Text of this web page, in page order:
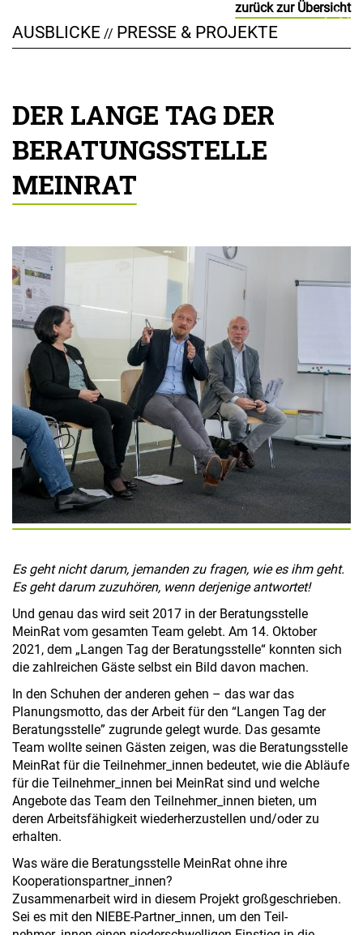
zurück zur Übersicht
AUSBLICKE // PRESSE & PROJEKTE
DER LANGE TAG DER
BERATUNGSSTELLE
MEINRAT
Es geht nicht darum, jemanden zu fragen, wie es ihm geht.
Es geht darum zuzuhören, wenn derjenige antwortet!
Und genau das wird seit 2017 in der Beratungsstelle
MeinRat vom gesamten Team gelebt. Am 14. Oktober
2021, dem „Langen Tag der Beratungsstelle“ konnten sich
die zahlreichen Gäste selbst ein Bild davon machen.
In den Schuhen der anderen gehen – das war das
Planungsmotto, das der Arbeit für den “Langen Tag der
Beratungsstelle” zugrunde gelegt wurde. Das gesamte
Team wollte seinen Gästen zeigen, was die Beratungsstelle
MeinRat für die Teilnehmer_innen bedeutet, wie die Abläufe
für die Teilnehmer_innen bei MeinRat sind und welche
Angebote das Team den Teilnehmer_innen bieten, um
deren Arbeitsfähigkeit wiederherzustellen und/oder zu
erhalten.
Was wäre die Beratungsstelle MeinRat ohne ihre
Kooperationspartner_innen?
Zusammenarbeit wird in diesem Projekt großgeschrieben.
Sei es mit den NIEBE-Partner_innen, um den Teil-